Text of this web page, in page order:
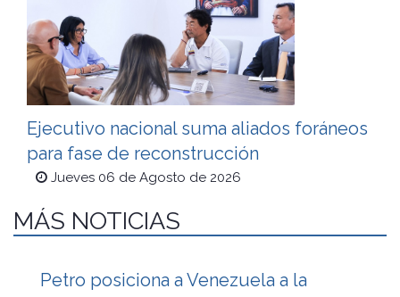
Ejecutivo nacional suma aliados foráneos
para fase de reconstrucción
Jueves 06 de Agosto de 2026
MÁS NOTICIAS
Petro posiciona a Venezuela a la